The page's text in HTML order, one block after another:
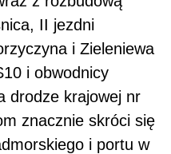
II jezdni
i Zieleniewa
i obwodnicy
drodze krajowej nr
znacznie skróci się
i portu w